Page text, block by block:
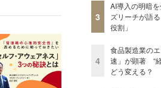
3
AI導入の明暗
ズリーチが語
役割」
4
食品製造業の
速」が顕著 “
どう変える？